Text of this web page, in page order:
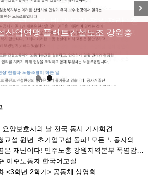
었던 죽음, HL만도가 책임져라 : 청
고의 철저한 진상규명과 재발방지
산업연맹 플랜트건설노조 강원충
Next
요양보호사의 날 전국 동시 기자회견
초기업교섭 돌파! 모든 노동자의 노동기본권 쟁취! 민주노총 7.15 총파업대회
난이다! 민주노총 강원지역본부 폭염감시단 선포 기자회견
이주노동자 한국어교실
<3학년 2학기> 공동체 상영회